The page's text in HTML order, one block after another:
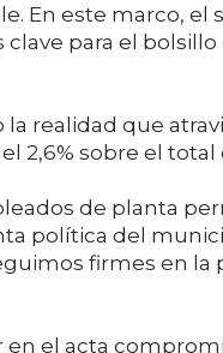
En este marco, el
para el bolsillo
realidad que
2,6% sobre el total
de planta
política del
firmes en la
en el acta